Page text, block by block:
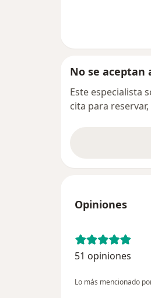
No se aceptan
Este especialista
cita para
Opiniones
51 opiniones
Lo más mencionado